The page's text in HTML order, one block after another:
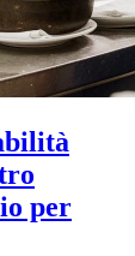
per